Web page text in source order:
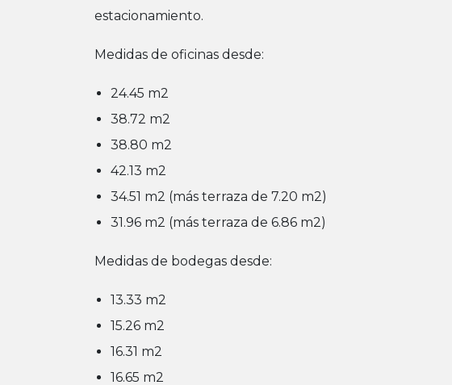
estacionamiento.
Medidas de oficinas desde:
24.45 m2
38.72 m2
38.80 m2
42.13 m2
34.51 m2 (más terraza de 7.20 m2)
31.96 m2 (más terraza de 6.86 m2)
Medidas de bodegas desde:
13.33 m2
15.26 m2
16.31 m2
16.65 m2